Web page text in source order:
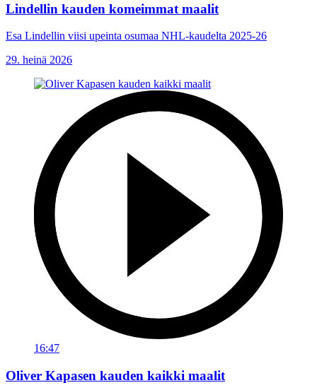
Lindellin kauden komeimmat maalit
Esa Lindellin viisi upeinta osumaa NHL-kaudelta 2025-26
29. heinä 2026
16:47
Oliver Kapasen kauden kaikki maalit